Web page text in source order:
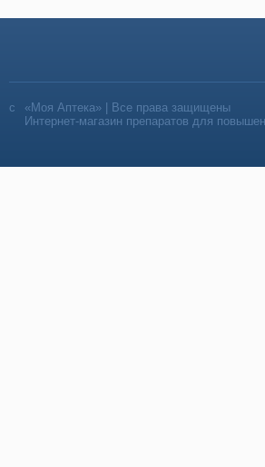
«Моя Аптека» | Все права защищены
Интернет-магазин препаратов для